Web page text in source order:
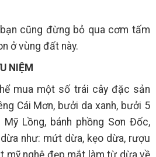
cũng đừng bỏ qua cơm tấm
ở vùng đất này.
NIỆM
mua một số trái cây đặc sản
Cái Mơn, bưởi da xanh, bưởi 5
Lồng, bánh phồng Sơn Đốc,
như: mứt dừa, kẹo dừa, rượu
mỹ nghệ đẹp mắt làm từ dừa về